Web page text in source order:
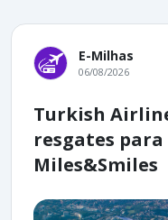
E-Milhas
06/08/2026
Turkish
resgates
Miles&Smiles